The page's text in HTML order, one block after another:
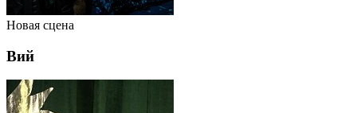
Новая сцена
Вий